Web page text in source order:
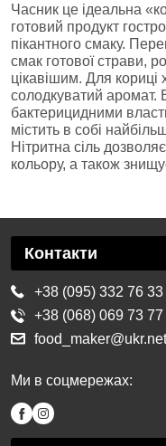
Часник це ідеальна
готовий продукт
пікантного смаку.
смак готової страви,
цікавішим. Для кориці
солодкуватий аромат.
бактерицидними
містить в собі
Нітритна сіль
кольору, а також
Контакти
+38 (095) 332 76 33
+38 (068) 069 73 77
food_maker@ukr.net
Ми в соцмережах: